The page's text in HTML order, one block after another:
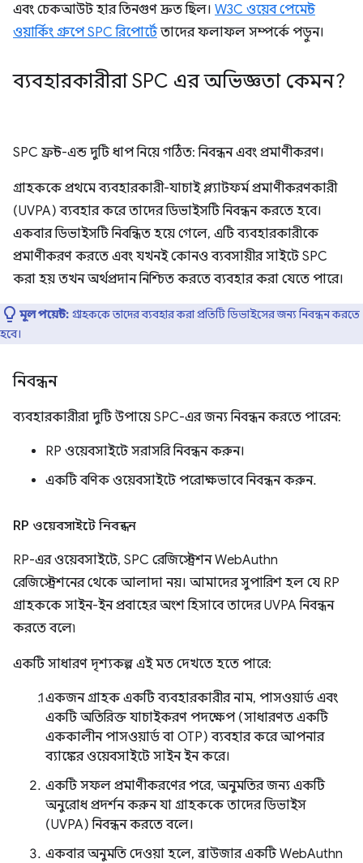
এবং চেকআউট হার তিনগুণ দ্রুত ছিল। W3C ওয়েব পেমেন্ট
ওয়ার্কিং গ্রুপে SPC রিপোর্টেতাদের ফলাফল সম্পর্কে পড়ুন।
ব্যবহারকারীরা SPC এর অভিজ্ঞতা কেমন?
SPC ফ্রন্ট-এন্ড দুটি ধাপ নিয়ে গঠিত: নিবন্ধন এবং প্রমাণীকরণ।
গ্রাহককে প্রথমে ব্যবহারকারী-যাচাই প্ল্যাটফর্ম প্রমাণীকরণকারী
(UVPA) ব্যবহার করে তাদের ডিভাইসটি নিবন্ধন করতে হবে।
একবার ডিভাইসটি নিবন্ধিত হয়ে গেলে, এটি ব্যবহারকারীকে
প্রমাণীকরণ করতে এবং যখনই কোনও ব্যবসায়ীর সাইটে SPC
করা হয় তখন অর্থপ্রদান নিশ্চিত করতে ব্যবহার করা যেতে পারে।
মূল পয়েন্ট: গ্রাহককে তাদের ব্যবহার করা প্রতিটি ডিভাইসের জন্য নিবন্ধন করতে
হবে।
নিবন্ধন
ব্যবহারকারীরা দুটি উপায়ে SPC-এর জন্য নিবন্ধন করতে পারেন:
RP ওয়েবসাইটে সরাসরি নিবন্ধন করুন।
একটি বণিক ওয়েবসাইটে পরোক্ষভাবে নিবন্ধন করুন.
RP ওয়েবসাইটে নিবন্ধন
RP-এর ওয়েবসাইটে, SPC রেজিস্ট্রেশন WebAuthn
রেজিস্ট্রেশনের থেকে আলাদা নয়। আমাদের সুপারিশ হল যে RP
গ্রাহককে সাইন-ইন প্রবাহের অংশ হিসাবে তাদের UVPA নিবন্ধন
করতে বলে৷
একটি সাধারণ দৃশ্যকল্প এই মত দেখতে হতে পারে:
একজন গ্রাহক একটি ব্যবহারকারীর নাম, পাসওয়ার্ড এবং
একটি অতিরিক্ত যাচাইকরণ পদক্ষেপ (সাধারণত একটি
এককালীন পাসওয়ার্ড বা OTP) ব্যবহার করে আপনার
ব্যাঙ্কের ওয়েবসাইটে সাইন ইন করে।
একটি সফল প্রমাণীকরণের পরে, অনুমতির জন্য একটি
অনুরোধ প্রদর্শন করুন যা গ্রাহককে তাদের ডিভাইস
(UVPA) নিবন্ধন করতে বলে।
একবার অনুমতি দেওয়া হলে, ব্রাউজার একটি WebAuthn